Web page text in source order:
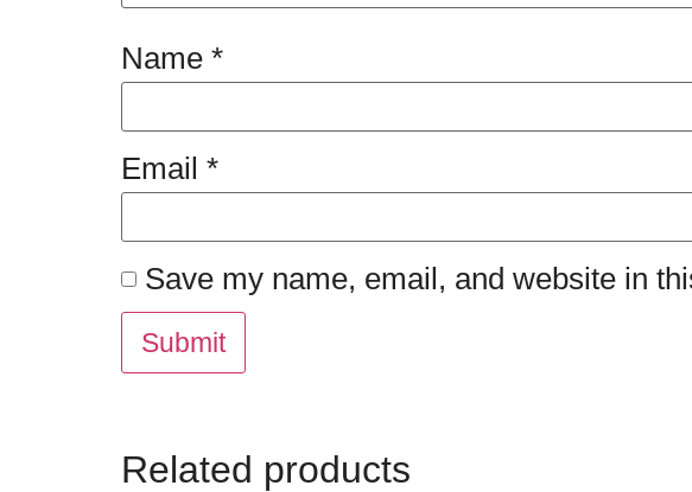
Name *
Email *
Save my name, email, and website in
Related products